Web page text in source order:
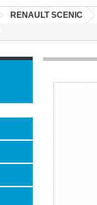
RENAULT SCENIC